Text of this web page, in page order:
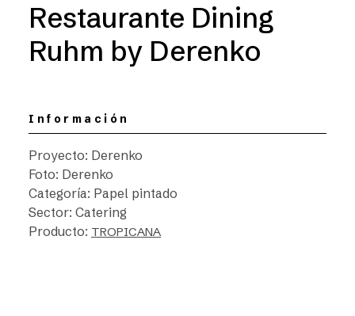
Restaurante Dining
Ruhm by Derenko
Información
Proyecto: Derenko
Foto: Derenko
Categoría: Papel pintado
Sector: Catering
Producto: TROPICANA